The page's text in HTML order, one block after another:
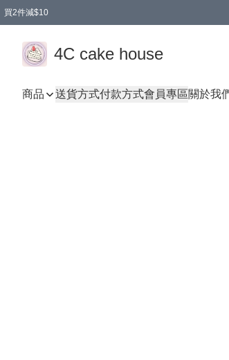
買2件減$10
4C cake house
商品 送貨方式付款方式會員專區關於我